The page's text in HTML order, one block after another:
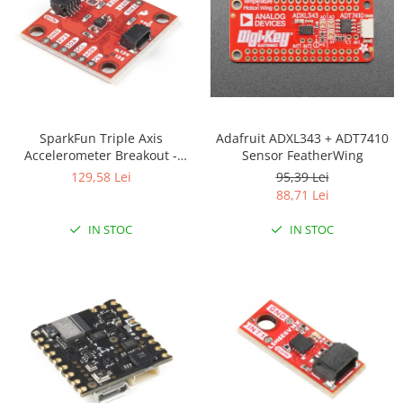
Prusa I3 DIY Kit
Pentru Incepatori
Pentru Incepatori
Micro:bit
Junior Robotics
Junior Robotics
STEM Education
Ugears
Kit Fun
Kit Roboti
SparkFun Triple Axis
Accelerometer Breakout -
KX134 (Qwiic)
129,58 Lei
IN STOC
Adafruit ADXL343 + ADT7410
Sensor FeatherWing
95,39 Lei
88,71 Lei
IN STOC